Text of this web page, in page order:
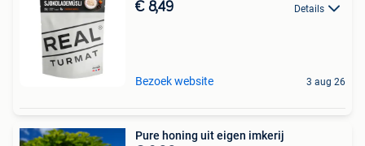
€ 8,49 Details
Bezoek website 3 aug 26
Pure honing uit eigen imkerij